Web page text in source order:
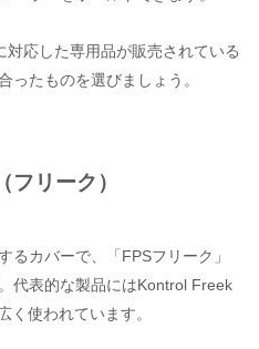
応した専用品が販売されている
ったものを選びましょう。
フリーク）
るカバーで、「FPSフリーク」
代表的な製品にはKontrol Freek
く使われています。